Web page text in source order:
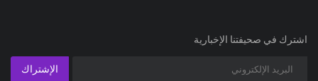
اشترك في صحيفتنا الإخبارية
الإشتراك